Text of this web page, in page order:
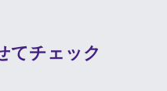
てチェック